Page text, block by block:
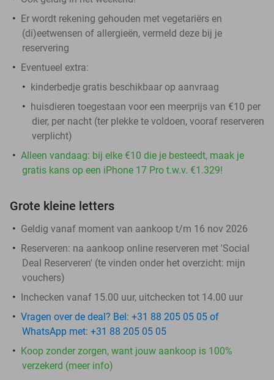
Er wordt rekening gehouden met vegetariërs en
(di)eetwensen of allergieën, vermeld deze bij je
reservering
Eventueel extra:
kinderbedje gratis beschikbaar op aanvraag
huisdieren toegestaan voor een meerprijs van €10 per
dier, per nacht (ter plekke te voldoen, vooraf reserveren
verplicht)
Alleen vandaag: bij elke €10 die je besteedt, maak je
gratis kans op een iPhone 17 Pro t.w.v. €1.329!
Grote kleine letters
Geldig vanaf moment van aankoop t/m 16 nov 2026
Reserveren: na aankoop online reserveren met 'Social
Deal Reserveren' (te vinden onder het overzicht: mijn
vouchers)
Inchecken vanaf 15.00 uur, uitchecken tot 14.00 uur
Vragen over de deal? Bel: +31 88 205 05 05 of
WhatsApp met: +31 88 205 05 05
Koop zonder zorgen, want jouw aankoop is 100%
verzekerd (meer info)